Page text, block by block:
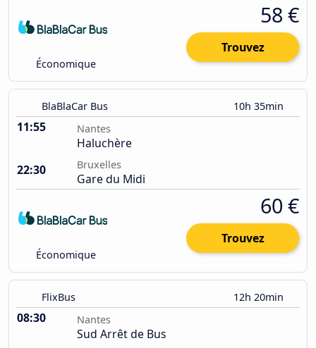
Économique
58 €
Trouvez
BlaBlaCar Bus 10h 35min
11:55 Nantes
Haluchère
22:30
Bruxelles
Gare du Midi
Économique
60 €
Trouvez
FlixBus 12h 20min
08:30 Nantes
Sud Arrêt de Bus